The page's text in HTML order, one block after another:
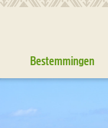
Bestemmingen